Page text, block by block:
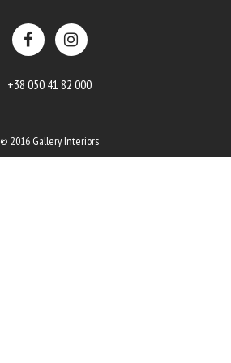
+38 050 41 82 000
© 2016 Gallery Interiors